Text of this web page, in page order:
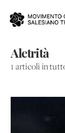
Aletrità
1 articoli in